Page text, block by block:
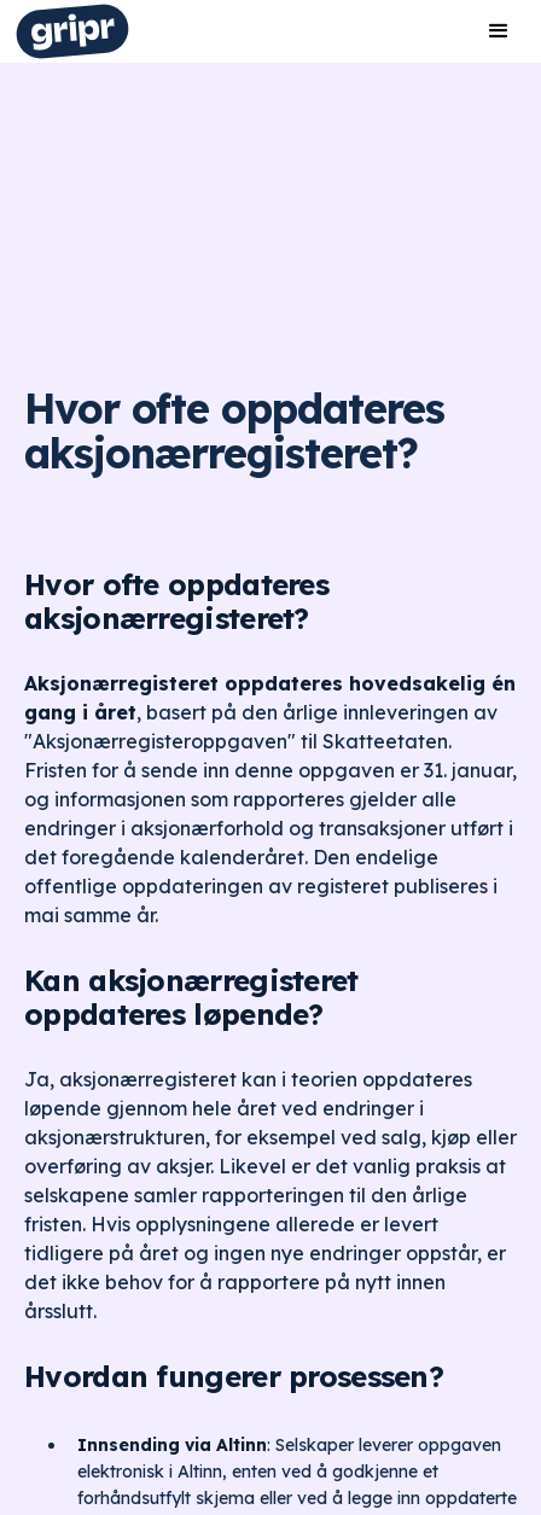
Hvor ofte oppdateres
aksjonærregisteret?
Hvor ofte oppdateres
aksjonærregisteret?
Aksjonærregisteret oppdateres hovedsakelig én
gang i året, basert på den årlige innleveringen av
"Aksjonærregisteroppgaven" til Skatteetaten.
Fristen for å sende inn denne oppgaven er 31. januar,
og informasjonen som rapporteres gjelder alle
endringer i aksjonærforhold og transaksjoner utført i
det foregående kalenderåret. Den endelige
offentlige oppdateringen av registeret publiseres i
mai samme år.
Kan aksjonærregisteret
oppdateres løpende?
Ja, aksjonærregisteret kan i teorien oppdateres
løpende gjennom hele året ved endringer i
aksjonærstrukturen, for eksempel ved salg, kjøp eller
overføring av aksjer. Likevel er det vanlig praksis at
selskapene samler rapporteringen til den årlige
fristen. Hvis opplysningene allerede er levert
tidligere på året og ingen nye endringer oppstår, er
det ikke behov for å rapportere på nytt innen
årsslutt.
Hvordan fungerer prosessen?
Innsending via Altinn: Selskaper leverer oppgaven
elektronisk i Altinn, enten ved å godkjenne et
forhåndsutfylt skjema eller ved å legge inn oppdaterte